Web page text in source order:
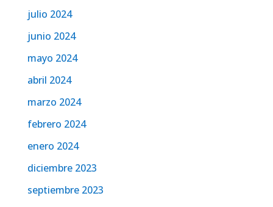
julio 2024
junio 2024
mayo 2024
abril 2024
marzo 2024
febrero 2024
enero 2024
diciembre 2023
septiembre 2023